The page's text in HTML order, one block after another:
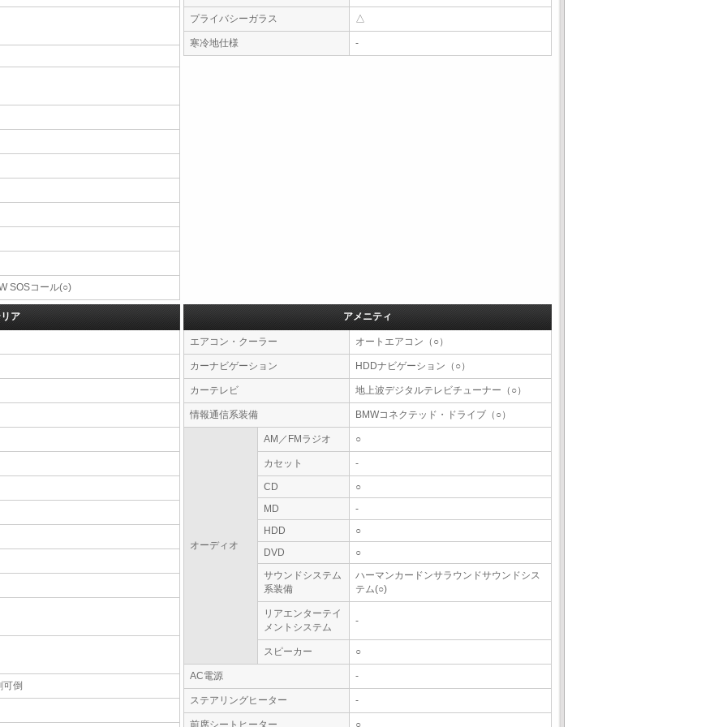
SOSコール(○)
プライバシーガラス △
寒冷地仕様 -
ア
可倒
アメニティ
エアコン・クーラー オートエアコン（○）
カーナビゲーション HDDナビゲーション（○）
カーテレビ 地上波デジタルテレビチューナー（○）
情報通信系装備 BMWコネクテッド・ドライブ（○）
オーディオ
AM／FMラジオ ○
カセット -
CD
○
MD
-
HDD
○
DVD
○
サウンドシステム
系装備
ハーマンカードンサラウンドサウンドシス
テム(○)
リアエンターテイ
メントシステム
-
スピーカー ○
AC電源 -
ステアリングヒーター -
前席シートヒーター ○